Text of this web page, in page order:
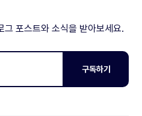
그 포스트와 소식을 받아보세요.
구독하기